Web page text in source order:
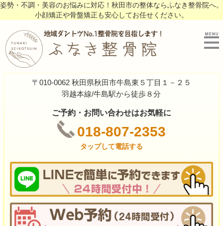
姿勢・不調・美容のお悩みに対応！秋田市の整体ならふなき整骨院へ。
小顔矯正や骨盤矯正も安心してお任せください。
〒010-0062 秋田県秋田市牛島東５丁目１－２５
羽越本線/牛島駅から徒歩８分
ご予約・お問い合わせはお気軽に
018-807-2353
タップして電話する